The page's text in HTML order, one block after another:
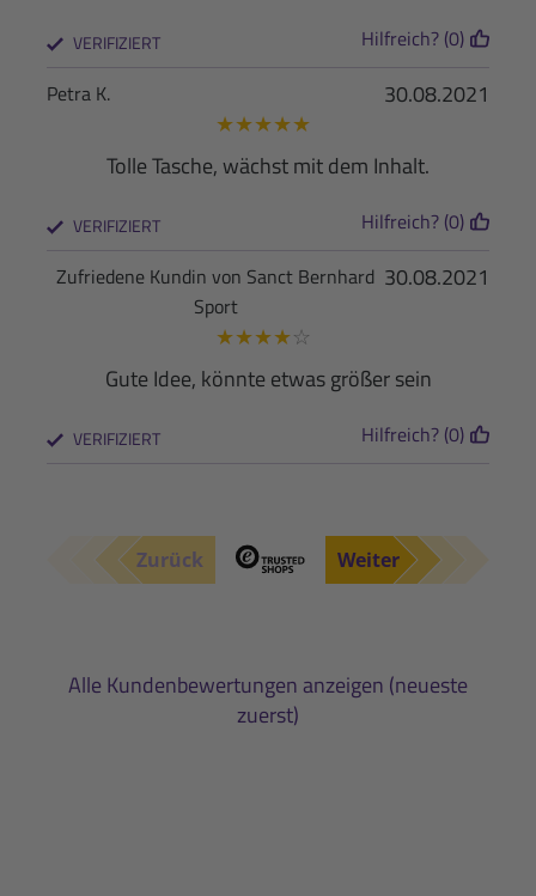
VERIFIZIERT Hilfreich? (0)
30.08.2021
Petra K.
★★★★★
Tolle Tasche, wächst mit dem Inhalt.
VERIFIZIERT Hilfreich? (0)
30.08.2021
Zufriedene Kundin von Sanct Bernhard
Sport
★★★★☆
Gute Idee, könnte etwas größer sein
VERIFIZIERT Hilfreich? (0)
Zurück Weiter
Alle Kundenbewertungen anzeigen (neueste
zuerst)